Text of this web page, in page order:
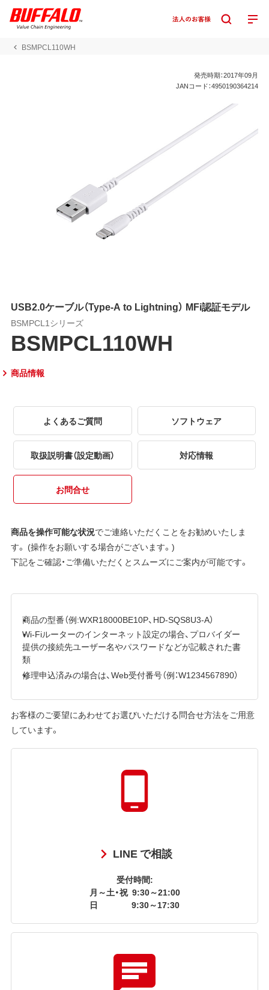
BSMPCL110WH
発売時期：2017年09月
JANコード：4950190364214
USB2.0ケーブル（Type-A to Lightning） MFi認証モデル
BSMPCL1シリーズ
BSMPCL110WH
商品情報
よくあるご質問 ソフトウェア
取扱説明書（設定動画） 対応情報
お問合せ
商品を操作可能な状況でご連絡いただくことをお勧めいたしま
す。 (操作をお願いする場合がございます。)
下記をご確認・ご準備いただくとスムーズにご案内が可能です。
商品の型番（例:WXR18000BE10P、HD-SQS8U3-A）
Wi-Fiルーターのインターネット設定の場合、プロバイダー
提供の接続先ユーザー名やパスワードなどが記載された書
類
修理申込済みの場合は、Web受付番号（例：W1234567890）
お客様のご要望にあわせてお選びいただける問合せ方法をご用意
しています。
LINE で相談
受付時間:
月～土・祝 9:30～21:00
日
9:30～17:30